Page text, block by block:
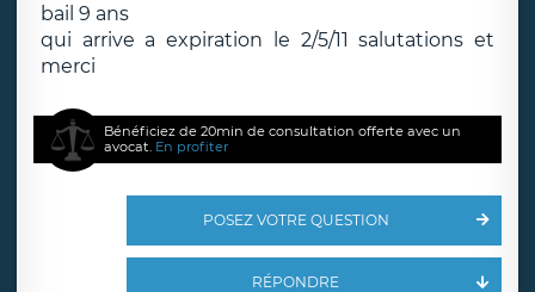
bail 9 ans
qui arrive a expiration le 2/5/11 salutations et
merci
Bénéficiez de 20min de consultation offerte avec un
avocat. En profiter
POSEZ VOTRE QUESTION
RÉPONDRE